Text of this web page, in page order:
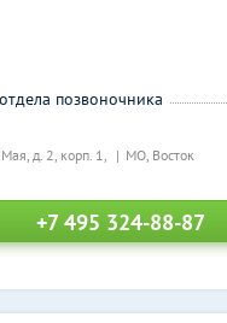
д. 2, корп. 1, МО, Восток
позвоночника
+7 495 324-88-87